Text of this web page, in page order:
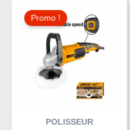
Promo !
POLISSEUR
Initial
Était :
Le